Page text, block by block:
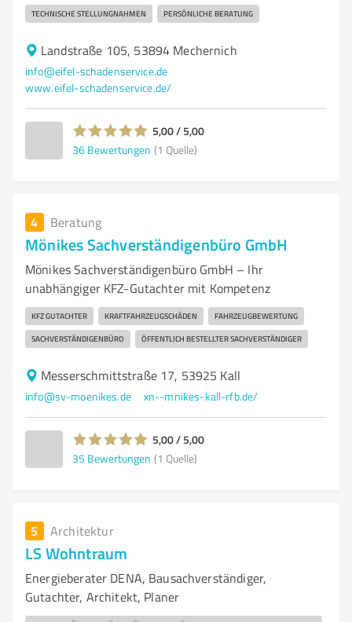
TECHNISCHE STELLUNGNAHMEN PERSÖNLICHE BERATUNG
Landstraße 105, 53894 Mechernich
info@eifel-schadenservice.de
www.eifel-schadenservice.de/
5,00 / 5,00
36 Bewertungen (1 Quelle)
4 Beratung
Mönikes Sachverständigenbüro GmbH
Mönikes Sachverständigenbüro GmbH – Ihr
unabhängiger KFZ-Gutachter mit Kompetenz
KFZ GUTACHTER KRAFTFAHRZEUGSCHÄDEN FAHRZEUGBEWERTUNG
SACHVERSTÄNDIGENBÜRO ÖFFENTLICH BESTELLTER SACHVERSTÄNDIGER
Messerschmittstraße 17, 53925 Kall
info@sv-moenikes.de xn--mnikes-kall-rfb.de/
5,00 / 5,00
35 Bewertungen (1 Quelle)
5 Architektur
LS Wohntraum
Energieberater DENA, Bausachverständiger,
Gutachter, Architekt, Planer